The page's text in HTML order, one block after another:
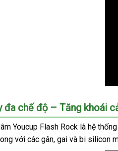
đa chế độ – Tăng khoái
Youcup Flash Rock là hệ
với các gân, gai và bi silicon